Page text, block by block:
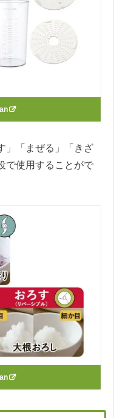
」「まぜる」「きざ
で使用することがで